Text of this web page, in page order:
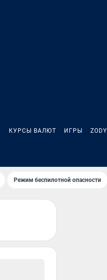
КУРСЫ ВАЛЮТ ИГРЫ ZODY
Режим беспилотной опасности